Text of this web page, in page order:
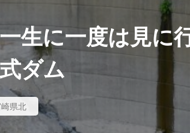
生に一度は見に
ダム
県北